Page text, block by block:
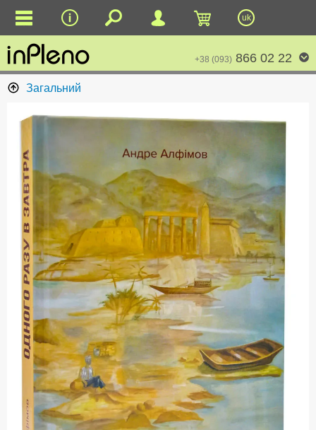
uk
+38 (093) 866 02 22
Загальний